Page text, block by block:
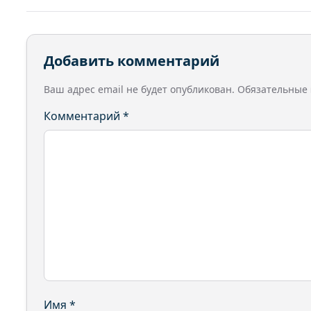
Добавить комментарий
Ваш адрес email не будет опубликован.
Комментарий *
Имя *